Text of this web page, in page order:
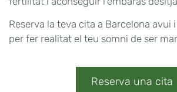
Reserva la teva cita a Barcelona avui
per fer realitat el teu somni de ser
Reserva una cita